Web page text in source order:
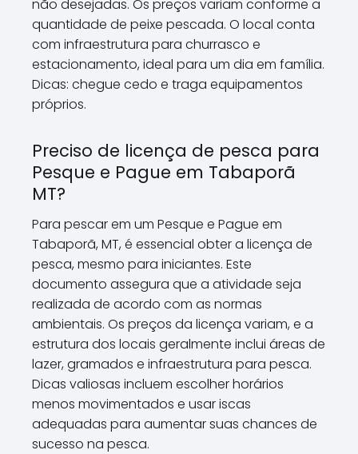
não desejadas. Os preços variam conforme a
quantidade de peixe pescada. O local conta
com infraestrutura para churrasco e
estacionamento, ideal para um dia em família.
Dicas: chegue cedo e traga equipamentos
próprios.
Preciso de licença de pesca para
Pesque e Pague em Tabaporã
MT?
Para pescar em um Pesque e Pague em
Tabaporã, MT, é essencial obter a licença de
pesca, mesmo para iniciantes. Este
documento assegura que a atividade seja
realizada de acordo com as normas
ambientais. Os preços da licença variam, e a
estrutura dos locais geralmente inclui áreas de
lazer, gramados e infraestrutura para pesca.
Dicas valiosas incluem escolher horários
menos movimentados e usar iscas
adequadas para aumentar suas chances de
sucesso na pesca.